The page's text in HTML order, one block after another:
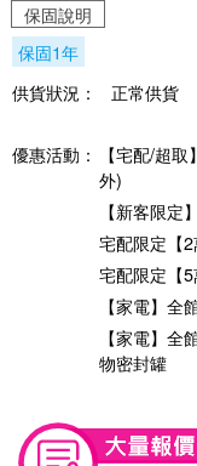
保固說明
保固1年
供貨狀況：
正常供貨
優惠活動：
【宅配/超
外)
【新客限
宅配限定【
宅配限定【
【家電】全
【家電】
物密封罐